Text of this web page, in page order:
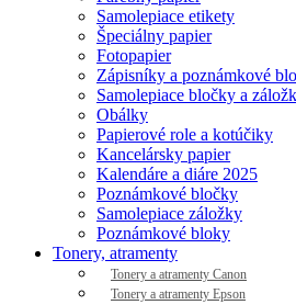
Samolepiace etikety
Špeciálny papier
Fotopapier
Zápisníky a poznámkové
Samolepiace bločky a
Obálky
Papierové role a kotúčiky
Kancelársky papier
Kalendáre a diáre 2025
Poznámkové bločky
Samolepiace záložky
Poznámkové bloky
Tonery, atramenty
Tonery a atramenty Canon
Tonery a atramenty Epson